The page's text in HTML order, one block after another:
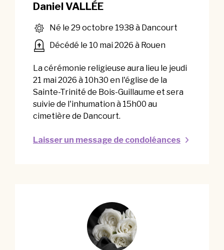
Daniel VALLÉE
Né le 29 octobre 1938 à Dancourt
Décédé le 10 mai 2026 à Rouen
La cérémonie religieuse aura lieu le jeudi
21 mai 2026 à 10h30 en l'église de la
Sainte-Trinité de Bois-Guillaume et sera
suivie de l'inhumation à 15h00 au
cimetière de Dancourt.
Laisser un message de condoléances